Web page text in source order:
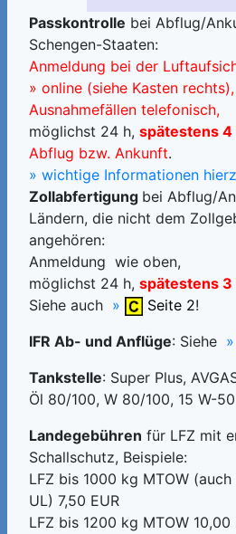
Passkontrolle bei Abflug/
Schengen-Staaten:
Anmeldung bei der
» online (siehe Kasten
Ausnahmefällen telefonisch,
möglichst 24 h, spätestens 4
Abflug bzw. Ankunft.
» wichtige Informationen
Zollabfertigung bei Abflug/
Ländern, die nicht dem
angehören:
Anmeldung wie oben,
möglichst 24 h, spätestens 3
Siehe auch » Seite 2!
IFR Ab- und Anflüge: Siehe »
Tankstelle: Super Plus,
Öl 80/100, W 80/100, 15 W-
Landegebühren für LFZ mit
Schallschutz, Beispiele:
LFZ bis 1000 kg MTOW
UL) 7,50 EUR
LFZ bis 1200 kg MTOW 10,00